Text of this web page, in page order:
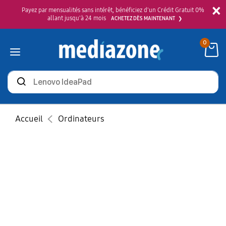
×
Payez par mensualités sans intérêt, bénéficiez d'un Crédit Gratuit 0%
allant jusqu'à 24 mois
ACHETEZ DÈS MAINTENANT
Rechercher
des
produits
0
Accueil Ordinateurs